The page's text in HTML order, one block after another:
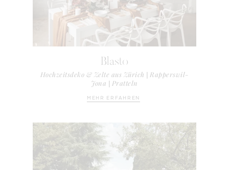
Blasto
Hochzeitsdeko & Zelte aus Zürich | Rapperswil-
Jona | Pratteln
MEHR ERFAHREN